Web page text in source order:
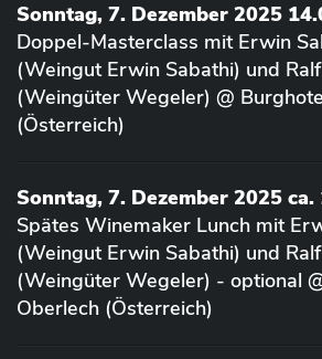
Sonntag, 7. Dezember 2025
Doppel-Masterclass mit Erwin
(Weingut Erwin Sabathi) und
(Weingüter Wegeler) @
(Österreich)
Sonntag, 7. Dezember 2025
Spätes Winemaker Lunch mit
(Weingut Erwin Sabathi) und
(Weingüter Wegeler) - optional
Oberlech (Österreich)